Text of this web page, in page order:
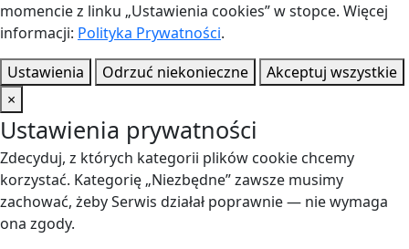
momencie z linku „Ustawienia cookies” w stopce. Więcej
informacji: Polityka Prywatności.
Ustawienia
Odrzuć niekonieczne
Akceptuj wszystkie
×
Ustawienia prywatności
Zdecyduj, z których kategorii plików cookie chcemy
korzystać. Kategorię „Niezbędne” zawsze musimy
zachować, żeby Serwis działał poprawnie — nie wymaga
ona zgody.